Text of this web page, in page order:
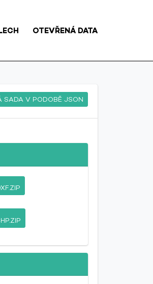
OTEVŘENÁ DATA
SADA V PODOBĚ JSON